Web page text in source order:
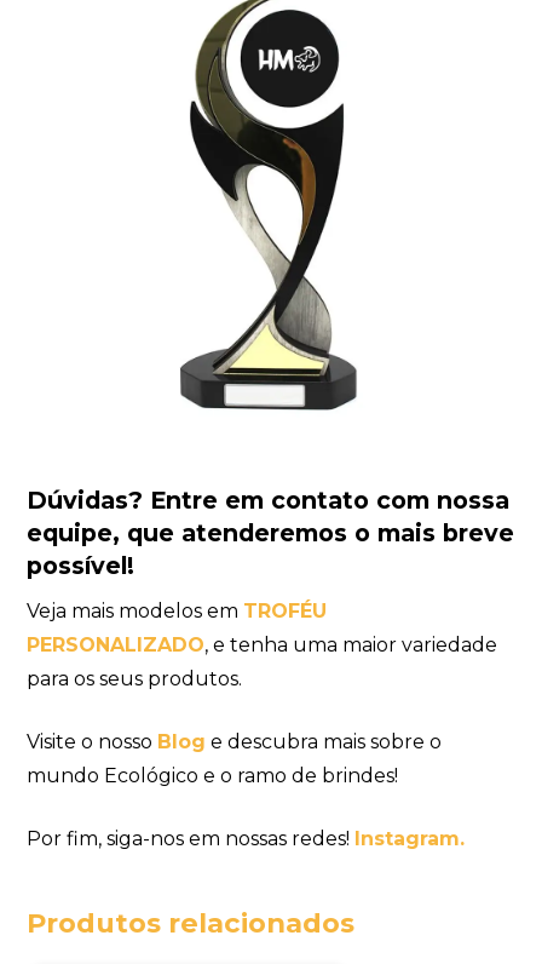
Dúvidas? Entre em contato com nossa
equipe, que atenderemos o mais breve
possível!
Veja mais modelos em TROFÉU
PERSONALIZADO, e tenha uma maior variedade
para os seus produtos.
Visite o nosso Blog e descubra mais sobre o
mundo Ecológico e o ramo de brindes!
Por fim, siga-nos em nossas redes! Instagram.
Produtos relacionados